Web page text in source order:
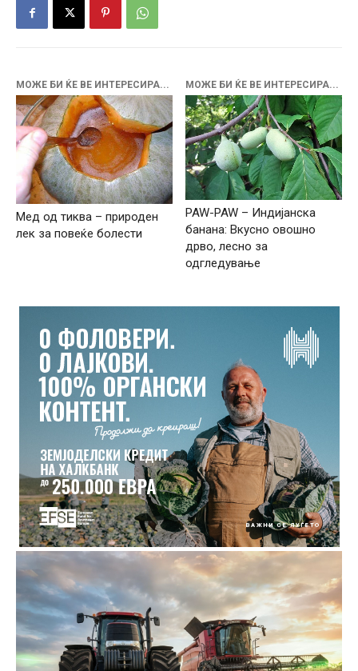
МОЖЕ БИ ЌЕ ВЕ ИНТЕРЕСИРА...
Мед од тиква – природен
лек за повеќе болести
МОЖЕ БИ ЌЕ ВЕ ИНТЕРЕСИРА...
PAW-PAW – Индијанска
банана: Вкусно овошно
дрво, лесно за
одгледување